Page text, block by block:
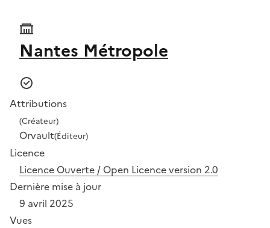
Nantes Métropole
Attributions
(Créateur)
Orvault(Éditeur)
Licence
Licence Ouverte / Open Licence version 2.0
Dernière mise à jour
9 avril 2025
Vues